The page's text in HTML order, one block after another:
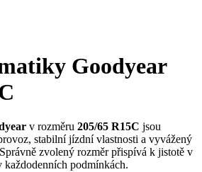
Goodyear
v rozměru 205/65 R15C jsou
stabilní jízdní vlastnosti a vyvážený
zvolený rozměr přispívá k jistotě v
podmínkách.